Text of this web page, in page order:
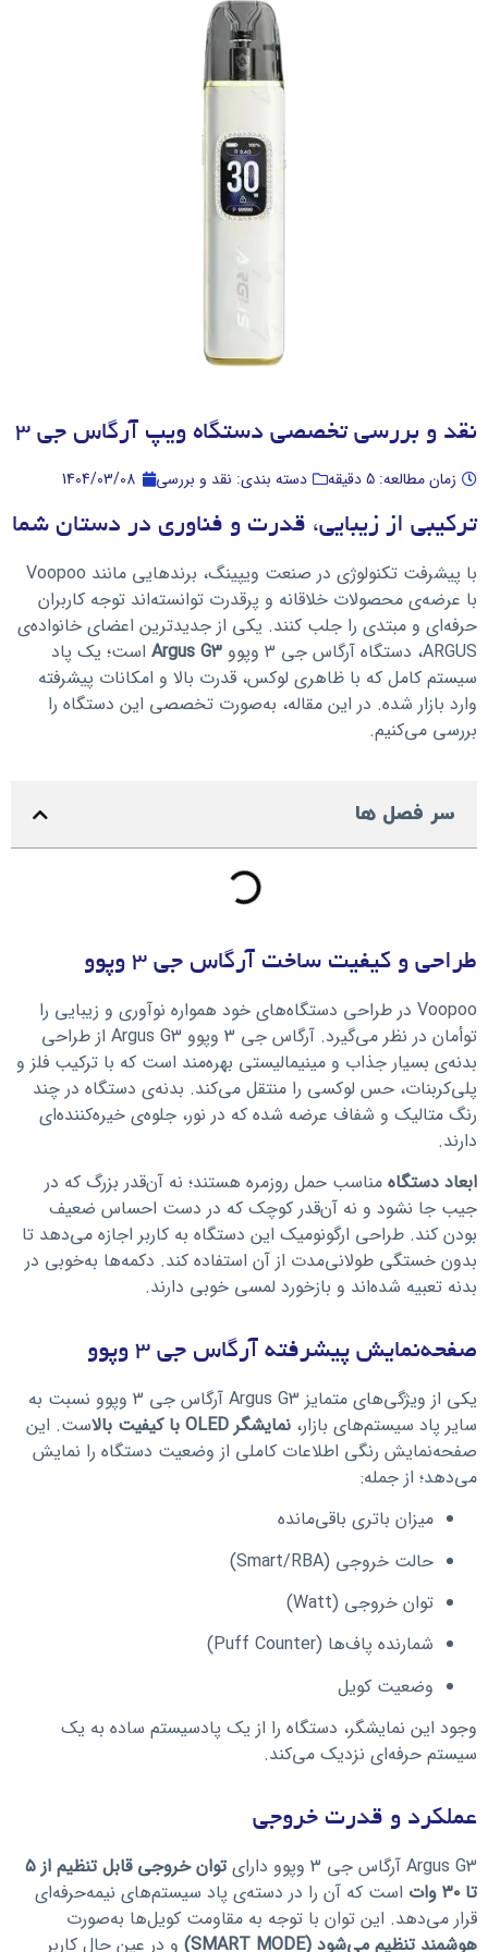
نقد و بررسی تخصصی دستگاه ویپ آرگاس جی 3
زمان مطالعه: 5 دقیقه دسته بندی: نقد و بررسی 1404/03/08
ترکیبی از زیبایی، قدرت و فناوری در دستان شما
با پیشرفت تکنولوژی در صنعت ویپینگ، برندهایی مانند Voopoo
با عرضه‌ی محصولات خلاقانه و پرقدرت توانسته‌اند توجه کاربران
حرفه‌ای و مبتدی را جلب کنند. یکی از جدیدترین اعضای خانواده‌ی
ARGUS، دستگاه آرگاس جی 3 وپوو
Argus G3 است؛ یک پاد
سیستم کامل که با ظاهری لوکس، قدرت بالا و امکانات پیشرفته
وارد بازار شده. در این مقاله، به‌صورت تخصصی این دستگاه را
بررسی می‌کنیم.
سر فصل ها
طراحی و کیفیت ساخت آرگاس جی 3 وپوو
Voopoo در طراحی دستگاه‌های خود همواره نوآوری و زیبایی را
توأمان در نظر می‌گیرد. آرگاس جی 3 وپوو Argus G3 از طراحی
بدنه‌ی بسیار جذاب و مینیمالیستی بهره‌مند است که با ترکیب فلز و
پلی‌کربنات، حس لوکسی را منتقل می‌کند. بدنه‌ی دستگاه در چند
رنگ متالیک و شفاف عرضه شده که در نور، جلوه‌ی خیره‌کننده‌ای
دارند.
ابعاد دستگاه مناسب حمل روزمره هستند؛ نه آن‌قدر بزرگ که در
جیب جا نشود و نه آن‌قدر کوچک که در دست احساس ضعیف
بودن کند. طراحی ارگونومیک این دستگاه به کاربر اجازه می‌دهد تا
بدون خستگی طولانی‌مدت از آن استفاده کند. دکمه‌ها به‌خوبی در
بدنه تعبیه شده‌اند و بازخورد لمسی خوبی دارند.
صفحه‌نمایش پیشرفته آرگاس جی 3 وپوو
یکی از ویژگی‌های متمایز Argus G3 آرگاس جی 3 وپوو نسبت به
سایر پاد سیستم‌های بازار، نمایشگر OLED با کیفیت بالا
ست. این
صفحه‌نمایش رنگی اطلاعات کاملی از وضعیت دستگاه را نمایش
می‌دهد؛ از جمله:
میزان باتری باقی‌مانده
حالت خروجی (Smart/RBA)
توان خروجی (Watt)
شمارنده پاف‌ها (Puff Counter)
وضعیت کویل
وجود این نمایشگر، دستگاه را از یک پادسیستم ساده به یک
سیستم حرفه‌ای نزدیک می‌کند.
عملکرد و قدرت خروجی
Argus G3 آرگاس جی 3 وپوو دارای
توان خروجی قابل تنظیم از ۵
تا ۳۰ وات
است که آن را در دسته‌ی پاد سیستم‌های نیمه‌حرفه‌ای
قرار می‌دهد. این توان با توجه به مقاومت کویل‌ها به‌صورت
هوشمند تنظیم می‌شود (SMART MODE)
و در عین حال کاربر